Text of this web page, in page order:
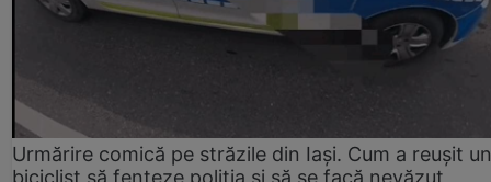
Urmărire comică pe străzile din Iași. Cum a reușit un
biciclist să fenteze poliția și să se facă nevăzut